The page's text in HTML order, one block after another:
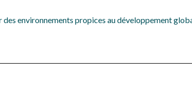
des environnements propices au développement